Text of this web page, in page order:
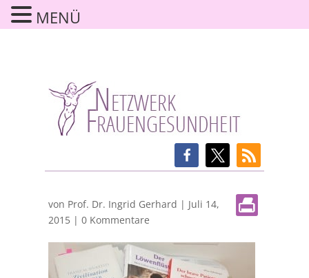
von Prof. Dr. Ingrid Gerhard | Juli 14,
2015| 0 Kommentare
MENÜ